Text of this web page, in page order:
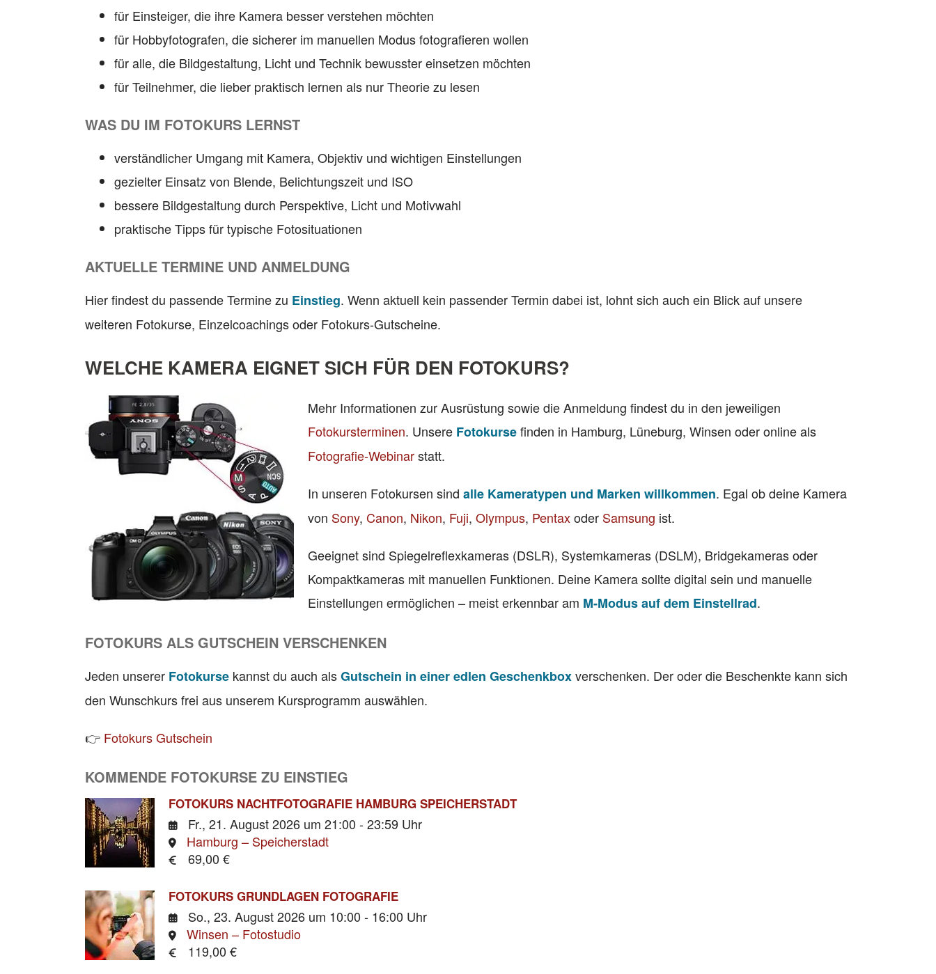
für Einsteiger, die ihre Kamera besser verstehen möchten
für Hobbyfotografen, die sicherer im manuellen Modus fotografieren wollen
für alle, die Bildgestaltung, Licht und Technik bewusster einsetzen möchten
für Teilnehmer, die lieber praktisch lernen als nur Theorie zu lesen
WAS DU IM FOTOKURS LERNST
verständlicher Umgang mit Kamera, Objektiv und wichtigen Einstellungen
gezielter Einsatz von Blende, Belichtungszeit und ISO
bessere Bildgestaltung durch Perspektive, Licht und Motivwahl
praktische Tipps für typische Fotosituationen
AKTUELLE TERMINE UND ANMELDUNG
Hier findest du passende Termine zu Einstieg. Wenn aktuell kein passender Termin dabei ist, lohnt sich auch ein Blick auf unsere
weiteren Fotokurse, Einzelcoachings oder Fotokurs-Gutscheine.
WELCHE KAMERA EIGNET SICH FÜR DEN FOTOKURS?
Mehr Informationen zur Ausrüstung sowie die Anmeldung findest du in den jeweiligen
Fotokursterminen. Unsere Fotokursefinden in Hamburg, Lüneburg, Winsen oder online als
Fotografie-Webinarstatt.
In unseren Fotokursen sind alle Kameratypen und Marken willkommen. Egal ob deine Kamera
von Sony, Canon, Nikon, Fuji, Olympus, Pentaxoder Samsung ist.
Geeignet sind Spiegelreflexkameras (DSLR), Systemkameras (DSLM), Bridgekameras oder
Kompaktkameras mit manuellen Funktionen. Deine Kamera sollte digital sein und manuelle
Einstellungen ermöglichen – meist erkennbar am M-Modus auf dem Einstellrad.
FOTOKURS ALS GUTSCHEIN VERSCHENKEN
Jeden unserer Fotokurse kannst du auch alsGutschein in einer edlen Geschenkboxverschenken. Der oder die Beschenkte kann sich
den Wunschkurs frei aus unserem Kursprogramm auswählen.
👉 Fotokurs Gutschein
KOMMENDE FOTOKURSE ZU EINSTIEG
FOTOKURS NACHTFOTOGRAFIE HAMBURG SPEICHERSTADT
Fr., 21. August 2026 um 21:00 - 23:59 Uhr
Hamburg – Speicherstadt
69,00 €
FOTOKURS GRUNDLAGEN FOTOGRAFIE
So., 23. August 2026 um 10:00 - 16:00 Uhr
Winsen – Fotostudio
119,00 €